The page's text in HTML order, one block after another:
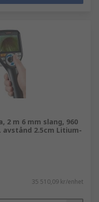
2 m 6 mm slang, 960
avstånd 2.5cm Litium-
35 510,09 kr/enhet